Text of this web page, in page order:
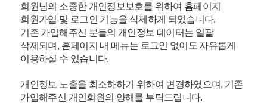
회원님의 소중한 개인정보보호를 위하여 홈페이지
회원가입 및 로그인 기능을 삭제하게 되었습니다.
기존 가입해주신 분들의 개인정보 데이터는 일괄
삭제되며, 홈페이지 내 메뉴는 로그인 없이도 자유롭게
이용하실 수 있습니다.
개인정보 노출을 최소하하기 위하여 변경하였으며, 기존
가입해주신 개인회원의 양해를 부탁드립니다.